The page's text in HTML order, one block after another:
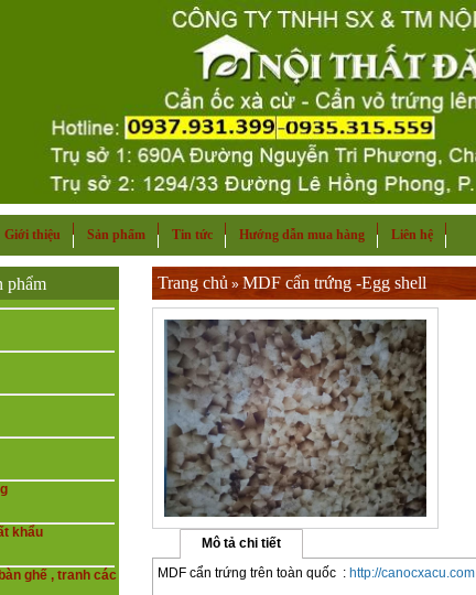
Giới thiệu Sản phẩm Tin tức Hướng dẫn mua hàng Liên hệ
phẩm
khẩu
ghế , tranh các
Trang chủ »MDF cẩn trứng -Egg shell
Mô tả chi tiết
MDF cẩn trứng trên toàn quốc : http://canocxacu.com